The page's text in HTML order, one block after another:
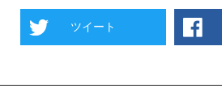
ツイート